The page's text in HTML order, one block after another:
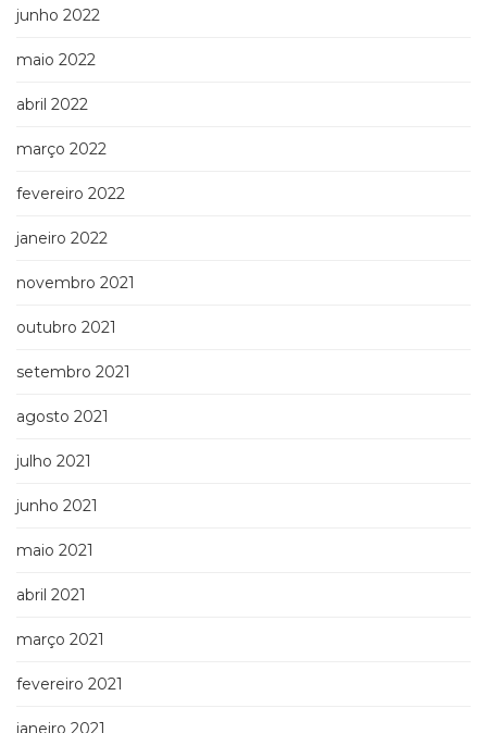
junho 2022
maio 2022
abril 2022
março 2022
fevereiro 2022
janeiro 2022
novembro 2021
outubro 2021
setembro 2021
agosto 2021
julho 2021
junho 2021
maio 2021
abril 2021
março 2021
fevereiro 2021
janeiro 2021